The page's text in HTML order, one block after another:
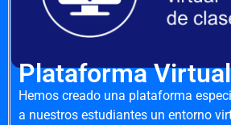
Plataforma Virtual
Hemos creado una plataforma
a nuestros estudiantes un entorno